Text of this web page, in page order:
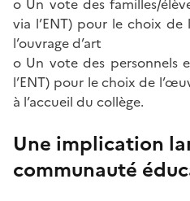
via l’ENT) pour le choix
l’ouvrage d’art
o Un vote des personnels
l’ENT) pour le choix de
à l’accueil du collège.
Une implication
communauté